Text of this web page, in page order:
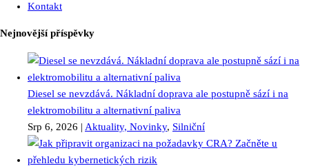
Kontakt
Nejnovější příspěvky
Diesel se nevzdává. Nákladní doprava ale postupně sází i na
elektromobilitu a alternativní paliva
Srp 6, 2026 | Aktuality, Novinky, Silniční